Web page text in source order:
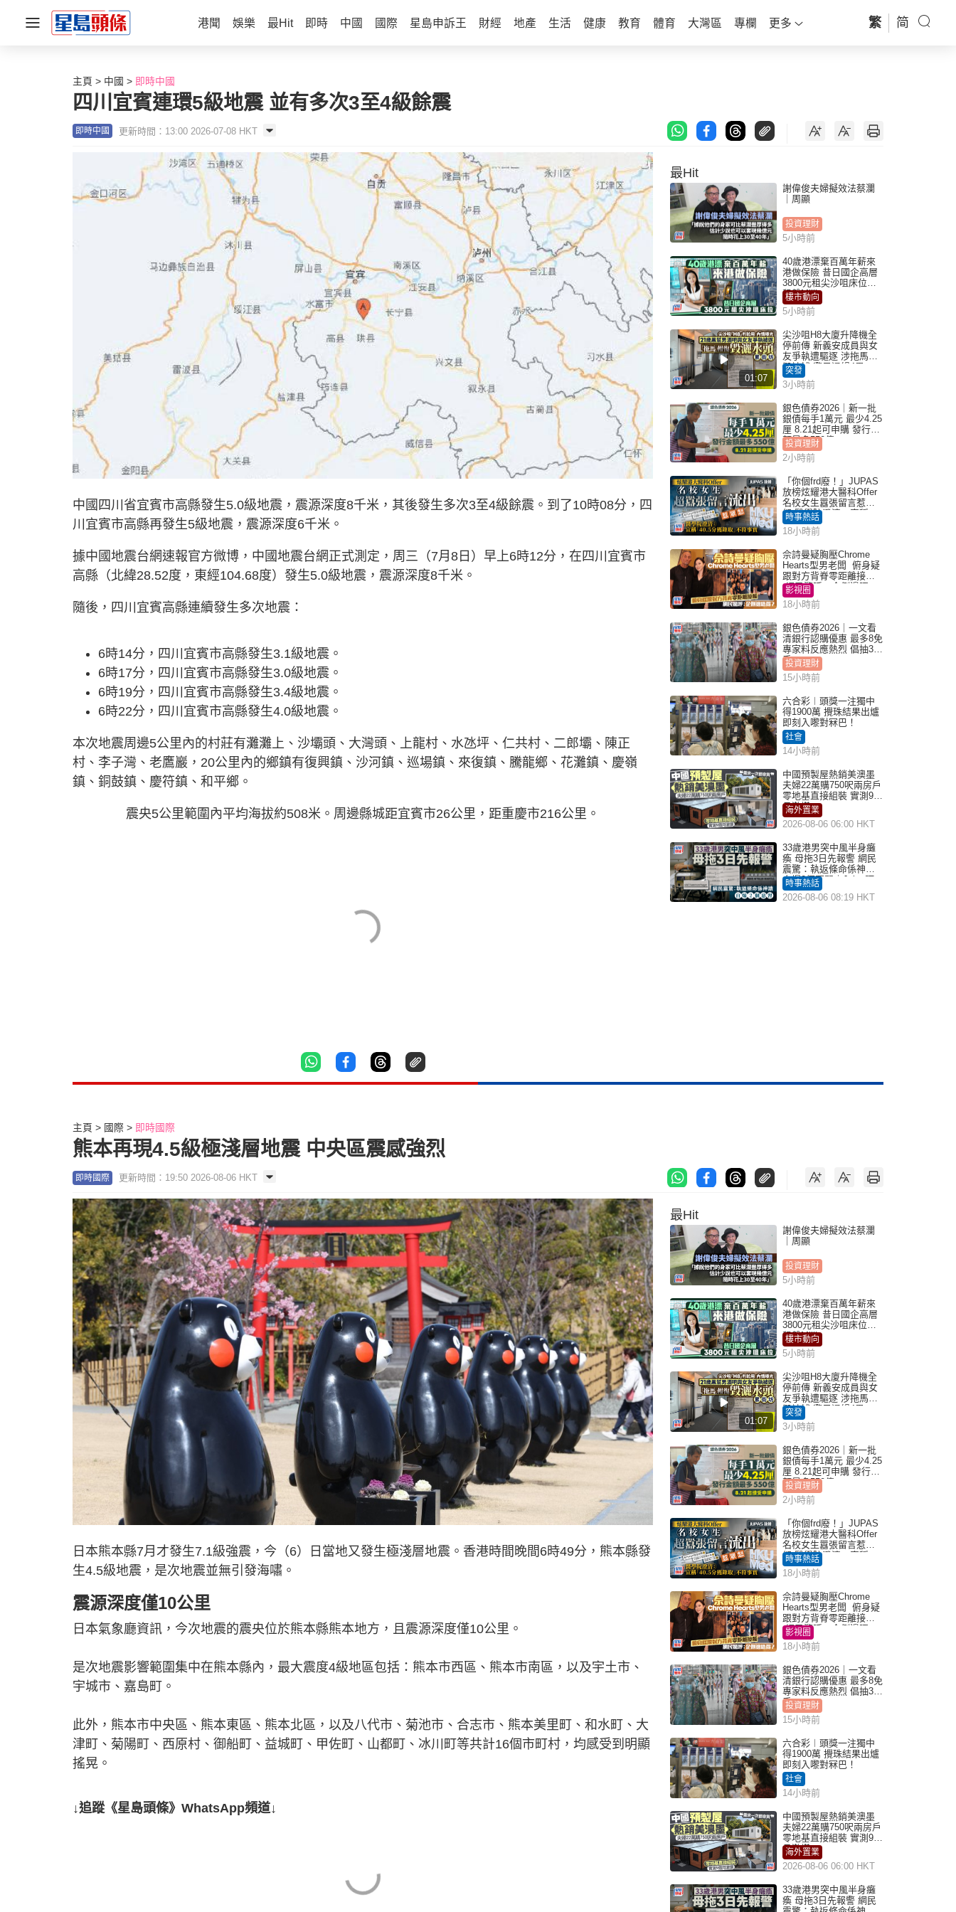
港聞 娛樂 最Hit 即時 中國 國際 星島申訴王 財經 地產 生活 健康 教育 體育 大灣區 專欄 更多 繁 简
主頁 中國 即時中國
四川宜賓連環5級地震 並有多次3至4級餘震
即時中國 更新時間：13:00 2026-07-08 HKT
中國四川省宜賓市高縣發生5.0級地震，震源深度8千米，其後發生多次3至4級餘震。到了10時08分，四
川宜賓市高縣再發生5級地震，震源深度6千米。
據中國地震台網速報官方微博，中國地震台網正式測定，周三（7月8日）早上6時12分，在四川宜賓市
高縣（北緯28.52度，東經104.68度）發生5.0級地震，震源深度8千米。
隨後，四川宜賓高縣連續發生多次地震：
6時14分，四川宜賓市高縣發生3.1級地震。
6時17分，四川宜賓市高縣發生3.0級地震。
6時19分，四川宜賓市高縣發生3.4級地震。
6時22分，四川宜賓市高縣發生4.0級地震。
本次地震周邊5公里內的村莊有灘灘上、沙壩頭、大灣頭、上龍村、水氹坪、仁共村、二郎壩、陳正
村、李子灣、老鷹巖，20公里內的鄉鎮有復興鎮、沙河鎮、巡場鎮、來復鎮、騰龍鄉、花灘鎮、慶嶺
鎮、銅鼓鎮、慶符鎮、和平鄉。
震央5公里範圍內平均海拔約508米。周邊縣城距宜賓市26公里，距重慶市216公里。
最Hit
謝偉俊夫婦擬效法蔡瀾
｜周顯
投資理財
5小時前
40歲港漂棄百萬年薪來
港做保險 昔日國企高層
3800元租尖沙咀床位｜
租盤Million
樓市動向
5小時前
01:07
尖沙咀H8大廈升降機全
停前傳 新義安成員與女
友爭執遭驅逐 涉拖馬刑
毀被捕 警另通緝4男
突發
3小時前
銀色債券2026｜新一批
銀債每手1萬元 最少4.25
厘 8.21起可申購 發行金
額最多550億
投資理財
2小時前
「你個frd廢！」JUPAS
放榜炫耀港大醫科Offer
名校女生囂張留言惹眾
怒 醫學院澄清：宣稱
「40.5分獲錄取」不符事
實｜Juicy叮
時事熱話
18小時前
佘詩曼疑胸壓Chrome
Hearts型男老闆 俯身疑
跟對方背脊零距離接觸
網民驚呼：企側邊唔
得？
影視圈
18小時前
銀色債券2026｜一文看
清銀行認購優惠 最多8免
專家料反應熱烈 倡抽30
手
投資理財
15小時前
六合彩︱頭獎一注獨中
得1900萬 攪珠結果出爐
即刻入嚟對冧巴！
社會
14小時前
中國預製屋熱銷美澳墨
夫婦22萬購750呎兩房戶
零地基直接組裝 實測9個
月激讚
海外置業
2026-08-06 06:00 HKT
33歲港男突中風半身癱
瘓 母拖3日先報警 網民
震驚：執返條命係神蹟
自爆2個惡習｜Juicy叮
時事熱話
2026-08-06 08:19 HKT
主頁 國際 即時國際
熊本再現4.5級極淺層地震 中央區震感強烈
即時國際 更新時間：19:50 2026-08-06 HKT
日本熊本縣7月才發生7.1級強震，今（6）日當地又發生極淺層地震。香港時間晚間6時49分，熊本縣發
生4.5級地震，是次地震並無引發海嘯。
震源深度僅10公里
日本氣象廳資訊，今次地震的震央位於熊本縣熊本地方，且震源深度僅10公里。
是次地震影響範圍集中在熊本縣內，最大震度4級地區包括：熊本市西區、熊本市南區，以及宇土市、
宇城市、嘉島町。
此外，熊本市中央區、熊本東區、熊本北區，以及八代市、菊池市、合志市、熊本美里町、和水町、大
津町、菊陽町、西原村、御船町、益城町、甲佐町、山都町、冰川町等共計16個市町村，均感受到明顯
搖晃。
↓追蹤《星島頭條》WhatsApp頻道↓
最Hit
謝偉俊夫婦擬效法蔡瀾
｜周顯
投資理財
5小時前
40歲港漂棄百萬年薪來
港做保險 昔日國企高層
3800元租尖沙咀床位｜
租盤Million
樓市動向
5小時前
01:07
尖沙咀H8大廈升降機全
停前傳 新義安成員與女
友爭執遭驅逐 涉拖馬刑
毀被捕 警另通緝4男
突發
3小時前
銀色債券2026｜新一批
銀債每手1萬元 最少4.25
厘 8.21起可申購 發行金
額最多550億
投資理財
2小時前
「你個frd廢！」JUPAS
放榜炫耀港大醫科Offer
名校女生囂張留言惹眾
怒 醫學院澄清：宣稱
「40.5分獲錄取」不符事
實｜Juicy叮
時事熱話
18小時前
佘詩曼疑胸壓Chrome
Hearts型男老闆 俯身疑
跟對方背脊零距離接觸
網民驚呼：企側邊唔
得？
影視圈
18小時前
銀色債券2026｜一文看
清銀行認購優惠 最多8免
專家料反應熱烈 倡抽30
手
投資理財
15小時前
六合彩︱頭獎一注獨中
得1900萬 攪珠結果出爐
即刻入嚟對冧巴！
社會
14小時前
中國預製屋熱銷美澳墨
夫婦22萬購750呎兩房戶
零地基直接組裝 實測9個
月激讚
海外置業
2026-08-06 06:00 HKT
33歲港男突中風半身癱
瘓 母拖3日先報警 網民